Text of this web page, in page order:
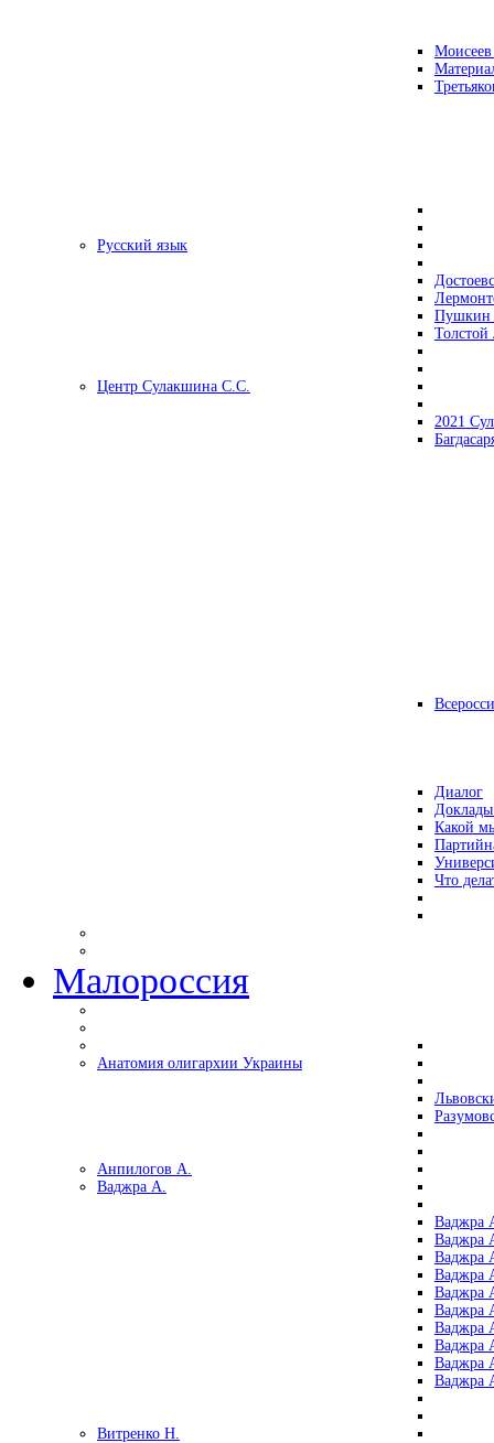
Русский язык
Центр Сулакшина С.С.
2021
Диалог
Какой
Что
Малороссия
Анатомия олигархии Украины
Анпилогов А.
Ваджра А.
Ваджра
Ваджра
Ваджра
Ваджра
Ваджра
Ваджра
Ваджра
Ваджра
Ваджра
Ваджра
Витренко Н.